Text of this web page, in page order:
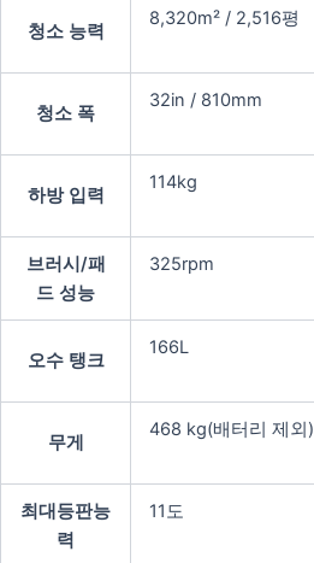
청소 능력
8,320m² / 2,516평
청소 폭
32in / 810mm
하방 입력
114kg
브러시/패
드 성능
325rpm
오수 탱크
166L
무게
468 kg(배터리 제외)
최대등판능
력
11도